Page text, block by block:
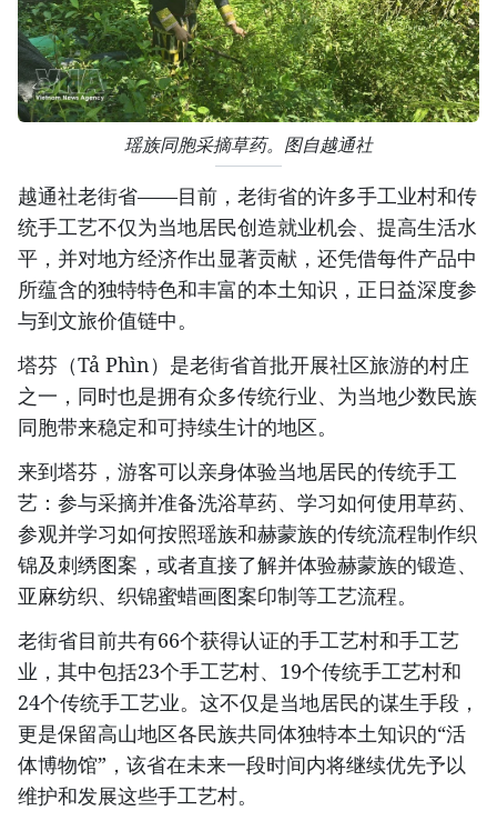
瑶族同胞采摘草药。图自越通社
越通社老街省——目前，老街省的许多手工业村和传
统手工艺不仅为当地居民创造就业机会、提高生活水
平，并对地方经济作出显著贡献，还凭借每件产品中
所蕴含的独特特色和丰富的本土知识，正日益深度参
与到文旅价值链中。
​塔芬（Tả Phìn）是老街省首批开展社区旅游的村庄
之一，同时也是拥有众多传统行业、为当地少数民族
同胞带来稳定和可持续生计的地区。
​来到塔芬，游客可以亲身体验当地居民的传统手工
艺：参与采摘并准备洗浴草药、学习如何使用草药、
参观并学习如何按照瑶族和赫蒙族的传统流程制作织
锦及刺绣图案，或者直接了解并体验赫蒙族的锻造、
亚麻纺织、织锦蜜蜡画图案印制等工艺流程。
​老街省目前共有66个获得认证的手工艺村和手工艺
业，其中包括23个手工艺村、19个传统手工艺村和
24个传统手工艺业。这不仅是当地居民的谋生手段，
更是保留高山地区各民族共同体独特本土知识的“活
体博物馆”，该省在未来一段时间内将继续优先予以
维护和发展这些手工艺村。